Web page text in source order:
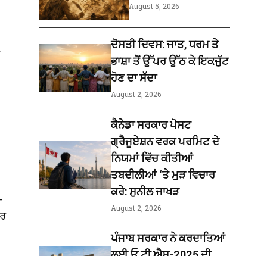
August 5, 2026
ਦੋਸਤੀ ਦਿਵਸ: ਜਾਤ, ਧਰਮ ਤੇ
ਭਾਸ਼ਾ ਤੋਂ ਉੱਪਰ ਉੱਠ ਕੇ ਇਕਜੁੱਟ
ਹੋਣ ਦਾ ਸੱਦਾ
August 2, 2026
ਕੈਨੇਡਾ ਸਰਕਾਰ ਪੋਸਟ
ਗ੍ਰੈਜੂਏਸ਼ਨ ਵਰਕ ਪਰਮਿਟ ਦੇ
ਨਿਯਮਾਂ ਵਿੱਚ ਕੀਤੀਆਂ
ਤਬਦੀਲੀਆਂ ‘ਤੇ ਮੁੜ ਵਿਚਾਰ
ਕਰੇ: ਸੁਨੀਲ ਜਾਖੜ
August 2, 2026
ਪੰਜਾਬ ਸਰਕਾਰ ਨੇ ਕਰਦਾਤਿਆਂ